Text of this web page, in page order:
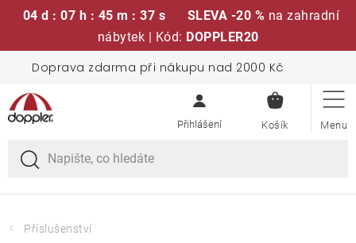
04 d : 07 h : 45 m : 36 s SLEVA -20 % na zahradní
nábytek | Kód: DOPPLER20
obsah
Doprava zdarma při nákupu nad 2000 Kč
KOŠÍK
Sedací soupravy
Slunečníky
Křesla a židle
Příslušenství